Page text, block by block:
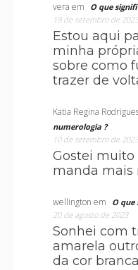
vera em
O que
19 de setembro de 2023
Estou aqui
minha
sobre como
trazer de
Katia Regina
numerologia ?
10 de setembro de 2023
Gostei muito
manda mais
wellington em
O que
20 de agosto de 2023
Sonhei com
amarela
da cor